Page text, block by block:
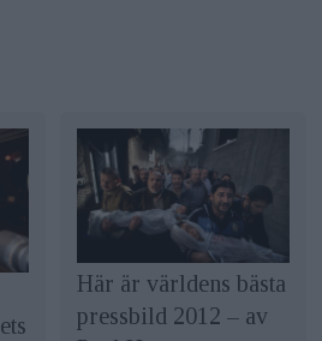
Här är världens bästa
pressbild 2012 – av